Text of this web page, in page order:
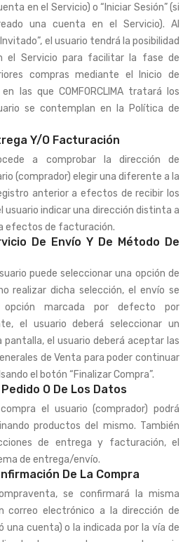
en el Servicio) o “Iniciar Sesión” (si
una cuenta en el Servicio). Al
el usuario tendrá la posibilidad
el Servicio para facilitar la fase de
compras mediante el Inicio de
las que COMFORCLIMA tratará los
se contemplan en la Política de
Y/o Facturación
a comprobar la dirección de
(comprador) elegir una diferente a la
anterior a efectos de recibir los
usuario indicar una dirección distinta a
efectos de facturación.
De Envío Y De Método De
puede seleccionar una opción de
realizar dicha selección, el envío se
opción marcada por defecto por
el usuario deberá seleccionar un
el usuario deberá aceptar las
de Venta para poder continuar
el botón “Finalizar Compra”.
O De Los Datos
el usuario (comprador) podrá
productos del mismo. También
de entrega y facturación, el
de entrega/envío.
De La Compra
se confirmará la misma
correo electrónico a la dirección de
una cuenta) o la indicada por la vía de